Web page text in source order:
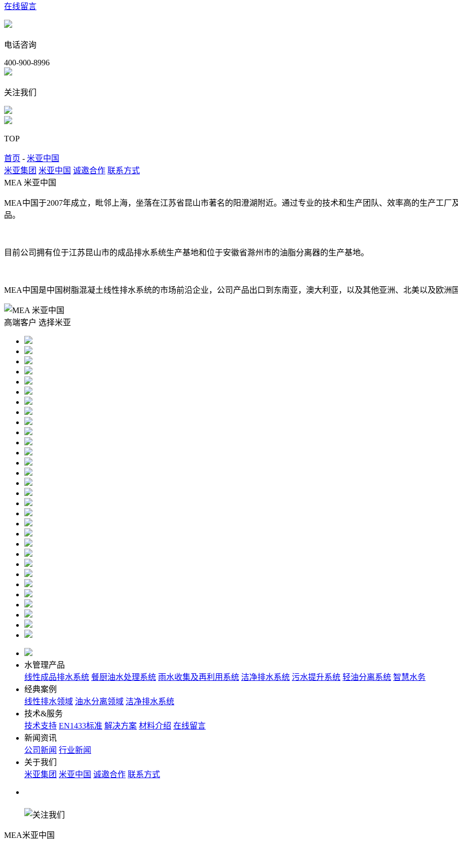
在线留言
电话咨询
400-900-8996
关注我们
TOP
首页 - 米亚中国
米亚集团 米亚中国 诚邀合作 联系方式
MEA 米亚中国
MEA中国于2007年成立，毗邻上海，坐落在江苏省昆山市著名的阳澄湖附近。通过专业的技术和生产团队、效率高的生产工
品。
目前公司拥有位于江苏昆山市的成品排水系统生产基地和位于安徽省滁州市的油脂分离器的生产基地。
MEA中国是中国树脂混凝土线性排水系统的市场前沿企业，公司产品出口到东南亚，澳大利亚，以及其他亚洲、北美以及欧洲国
高端客户 选择米亚
水管理产品
线性成品排水系统 餐厨油水处理系统 雨水收集及再利用系统 洁净排水系统 污水提升系统 轻油分离系统 智慧水务
经典案例
线性排水领域 油水分离领域 洁净排水系统
技术&服务
技术支持 EN1433标准 解决方案 材料介绍 在线留言
新闻资讯
公司新闻 行业新闻
关于我们
米亚集团 米亚中国 诚邀合作 联系方式
MEA米亚中国